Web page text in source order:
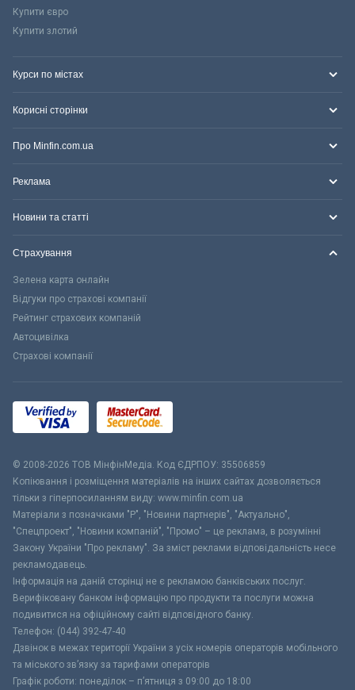
Купити євро
Купити злотий
Курси по містах
Корисні сторінки
Про Minfin.com.ua
Реклама
Новини та статті
Страхування
Зелена карта онлайн
Відгуки про страхові компанії
Рейтинг страхових компаній
Автоцивілка
Страхові компанії
© 2008-2026 ТОВ МiнфiнМедiа. Код ЄДРПОУ: 35506859
Копіювання і розміщення матеріалів на інших сайтах дозволяється
тільки з гіперпосиланням виду: www.minfin.com.ua
Матеріали з позначками "Р", "Новини партнерів", "Актуально",
"Спецпроект", "Новини компаній", "Промо" – це реклама, в розумінні
Закону України "Про рекламу". За зміст реклами відповідальність несе
рекламодавець.
Інформація на даній сторінці не є рекламою банківських послуг.
Верифіковану банком інформацію про продукти та послуги можна
подивитися на офіційному сайті відповідного банку.
Телефон: (044) 392-47-40
Дзвінок в межах території України з усіх номерів операторів мобільного
та міського зв’язку за тарифами операторів
Графік роботи: понеділок – п’ятниця з 09:00 до 18:00